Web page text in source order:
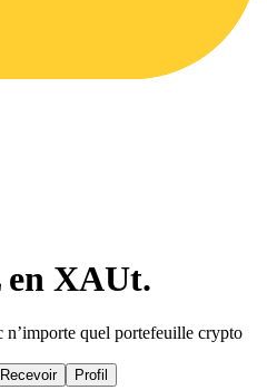
en XAUt.
quel portefeuille crypto
Recevoir Profil